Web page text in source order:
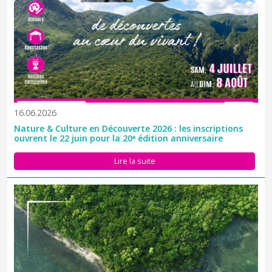
16.06.2026
Nature & Culture en Découverte 2026 : les inscriptions
ouvrent le 22 juin pour la 20ᵉ édition anniversaire
Lire la suite
Grand Cul-de-Sac Marin afin de mieux comprendre les évolutions
de ce territoire exceptionnel, préserver la qualité de ses
paysages et construire collectivement une vision de son avenir...